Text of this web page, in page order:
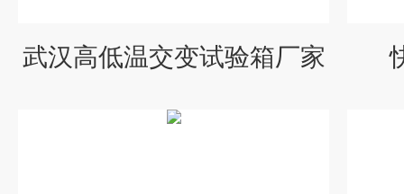
武汉高低温交变试验箱厂家